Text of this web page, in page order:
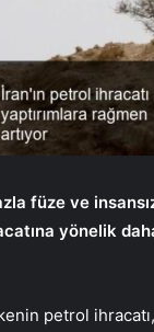
füze ve
yönelik
petrol